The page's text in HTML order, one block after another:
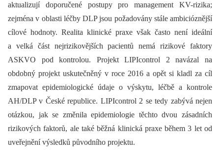
aktualizují doporučené postupy pro management KV-rizika;
zejména v oblasti léčby DLP jsou požadovány stále ambicióznější
cílové hodnoty. Realita klinické praxe však často není ideální
a velká část nejrizikovějších pacientů nemá rizikové faktory
ASKVO pod kontrolou. Projekt LIPIcontrol 2 navázal na
obdobný projekt uskutečněný v roce 2016 a opět si kladl za cíl
zmapovat epidemiologické údaje o výskytu, léčbě a kontrole
AH/DLP v České republice. LIPIcontrol 2 se tedy zabývá nejen
otázkou, jak se změnila epidemiologie těchto dvou zásadních
rizikových faktorů, ale také běžná klinická praxe během 3 let od
uveřejnění výsledků původního projektu.